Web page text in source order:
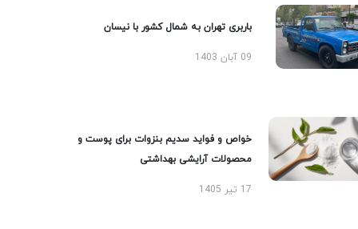
باربری تهران به شمال کشور با نیسان
09 آبان 1403
خواص و فواید سدیم بنزوات برای پوست و
محصولات آرایشی بهداشتی
17 تیر 1405